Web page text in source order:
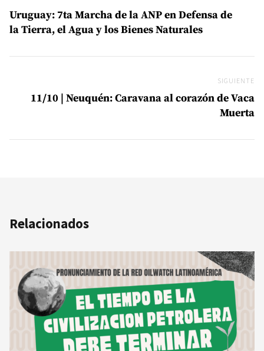
Uruguay: 7ta Marcha de la ANP en Defensa de
la Tierra, el Agua y los Bienes Naturales
SIGUIENTE
11/10 | Neuquén: Caravana al corazón de Vaca
Muerta
Relacionados